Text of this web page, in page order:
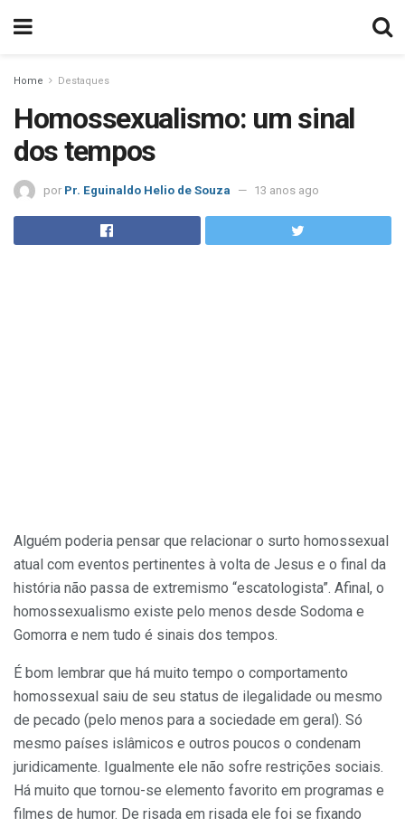
Home Destaques
Homossexualismo: um sinal
dos tempos
por Pr. Eguinaldo Helio de Souza 13 anos ago
Alguém poderia pensar que relacionar o surto homossexual
atual com eventos pertinentes à volta de Jesus e o final da
história não passa de extremismo “escatologista”. Afinal, o
homossexualismo existe pelo menos desde Sodoma e
Gomorra e nem tudo é sinais dos tempos.
É bom lembrar que há muito tempo o comportamento
homossexual saiu de seu status de ilegalidade ou mesmo
de pecado (pelo menos para a sociedade em geral). Só
mesmo países islâmicos e outros poucos o condenam
juridicamente. Igualmente ele não sofre restrições sociais.
Há muito que tornou-se elemento favorito em programas e
filmes de humor. De risada em risada ele foi se fixando